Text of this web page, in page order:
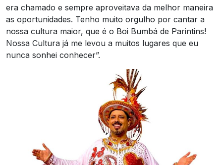
era chamado e sempre aproveitava da melhor maneira
as oportunidades. Tenho muito orgulho por cantar a
nossa cultura maior, que é o Boi Bumbá de Parintins!
Nossa Cultura já me levou a muitos lugares que eu
nunca sonhei conhecer”.